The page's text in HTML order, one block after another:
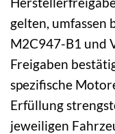
gelten, umfassen
M2C947-B1 und
Freigaben
spezifische
Erfüllung
jeweiligen